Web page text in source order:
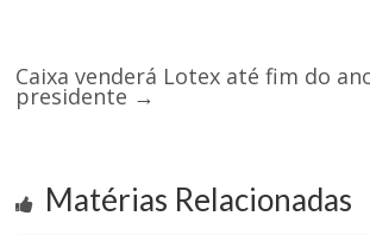
Caixa venderá Lotex até fim do
presidente →
Matérias Relacionadas